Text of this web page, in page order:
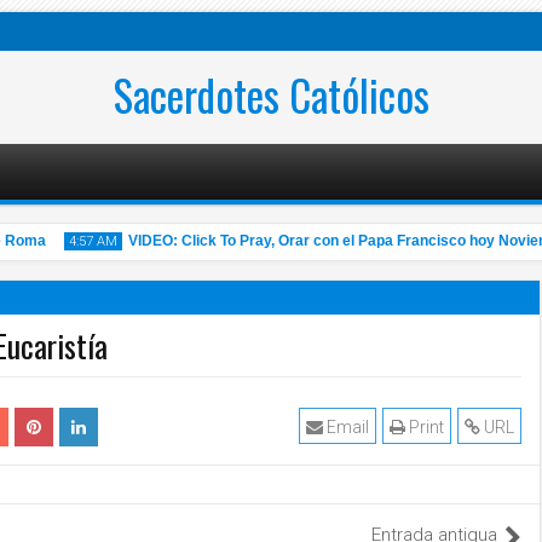
Sacerdotes Católicos
4:57 AM
14
VIDEO: Click To Pray, Orar con el Papa Francisco hoy
URL
Print
Email
Entrada antigua